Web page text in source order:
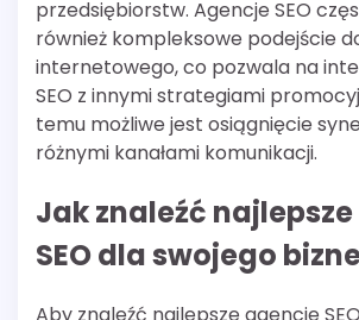
przedsiębiorstw. Agencje SEO
również kompleksowe podejście
internetowego, co pozwala na
SEO z innymi strategiami
temu możliwe jest osiągnięcie
różnymi kanałami komunikacji.
Jak znaleźć
SEO dla swojego